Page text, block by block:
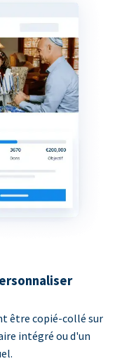
être copié-collé sur
intégré ou d'un